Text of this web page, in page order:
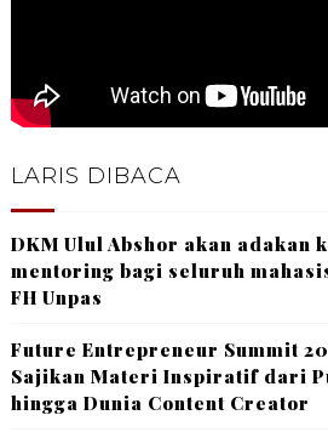
LARIS DIBACA
DKM Ulul Abshor akan adakan
mentoring bagi seluruh
FH Unpas
Future Entrepreneur Summit
Sajikan Materi Inspiratif dari
hingga Dunia Content Creator